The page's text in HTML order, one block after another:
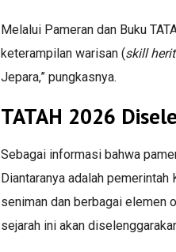
Melalui Pameran dan Buku
keterampilan warisan (skill
Jepara,” pungkasnya.
TATAH 2026
Sebagai informasi bahwa
Diantaranya adalah
seniman dan berbagai elemen
sejarah ini akan